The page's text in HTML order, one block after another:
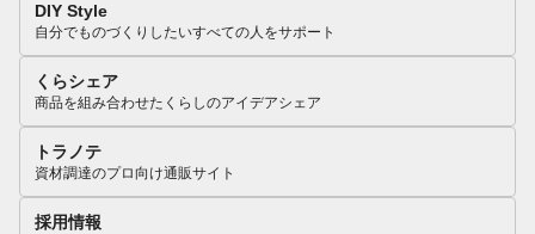
DIY Style
自分でものづくりしたいすべての人をサポート
くらシェア
商品を組み合わせたくらしのアイデアシェア
トラノテ
資材調達のプロ向け通販サイト
採用情報